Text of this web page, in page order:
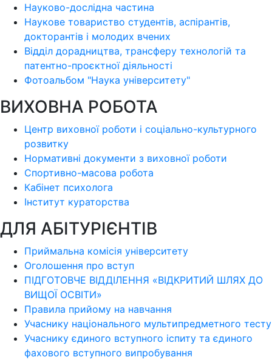
Науково-дослідна частина
Наукове товариство студентів, аспірантів,
докторантів і молодих вчених
Відділ дорадництва, трансферу технологій та
патентно-проєктної діяльності
Фотоальбом "Наука університету"
ВИХОВНА РОБОТА
Центр виховної роботи і соціально-культурного
розвитку
Нормативні документи з виховної роботи
Спортивно-масова робота
Кабінет психолога
Інститут кураторства
ДЛЯ АБІТУРІЄНТІВ
Приймальна комісія університету
Оголошення про вступ
ПІДГОТОВЧЕ ВІДДІЛЕННЯ «ВІДКРИТИЙ ШЛЯХ ДО
ВИЩОЇ ОСВІТИ»
Правила прийому на навчання
Учаснику національного мультипредметного тесту
Учаснику єдиного вступного іспиту та єдиного
фахового вступного випробування